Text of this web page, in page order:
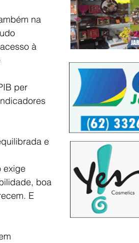
na
à
per
e
exige
boa
E